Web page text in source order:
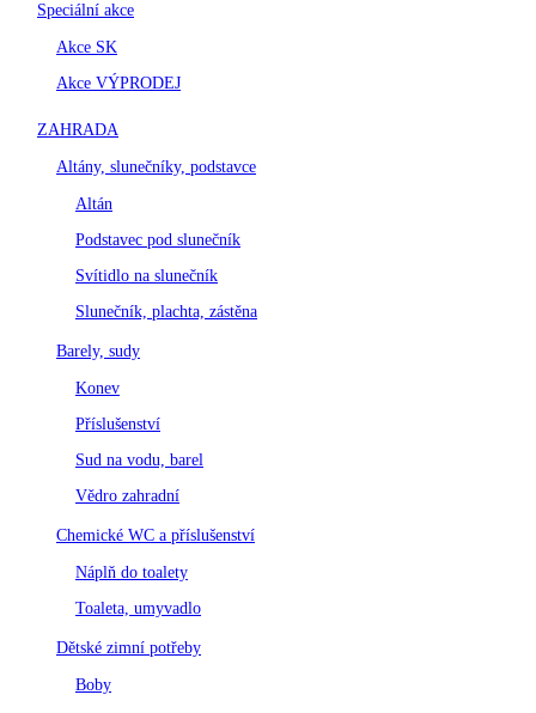
Speciální akce
Akce SK
Akce VÝPRODEJ
ZAHRADA
Altány, slunečníky, podstavce
Altán
Podstavec pod slunečník
Svítidlo na slunečník
Slunečník, plachta, zástěna
Barely, sudy
Konev
Příslušenství
Sud na vodu, barel
Vědro zahradní
Chemické WC a příslušenství
Náplň do toalety
Toaleta, umyvadlo
Dětské zimní potřeby
Boby